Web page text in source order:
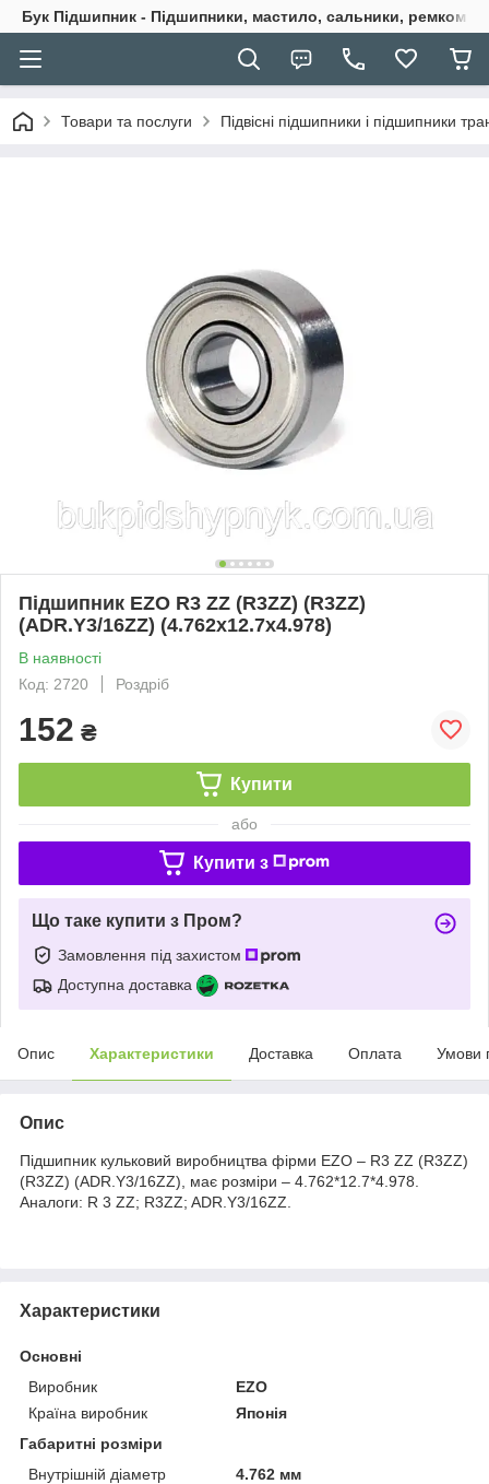
Бук Підшипник - Підшипники, мастило, сальники,
Товари та послуги Підвісні підшипники і підшипники
Підшипник EZO R3 ZZ (R3ZZ) (R3ZZ)
(ADR.Y3/16ZZ) (4.762x12.7x4.978)
В наявності
Код: 2720
Роздріб
152 ₴
Купити
або
Купити з
Що таке купити з Пром?
Замовлення під захистом
Доступна доставка
Опис Характеристики Доставка Оплата Умови
Опис
Підшипник кульковий виробництва фірми EZO – R3 ZZ (R3ZZ)
(R3ZZ) (ADR.Y3/16ZZ), має розміри – 4.762*12.7*4.978.
Аналоги: R 3 ZZ; R3ZZ; ADR.Y3/16ZZ.
Характеристики
Основні
Виробник
EZO
Країна виробник
Японія
Габаритні розміри
Внутрішній діаметр
4.762 мм